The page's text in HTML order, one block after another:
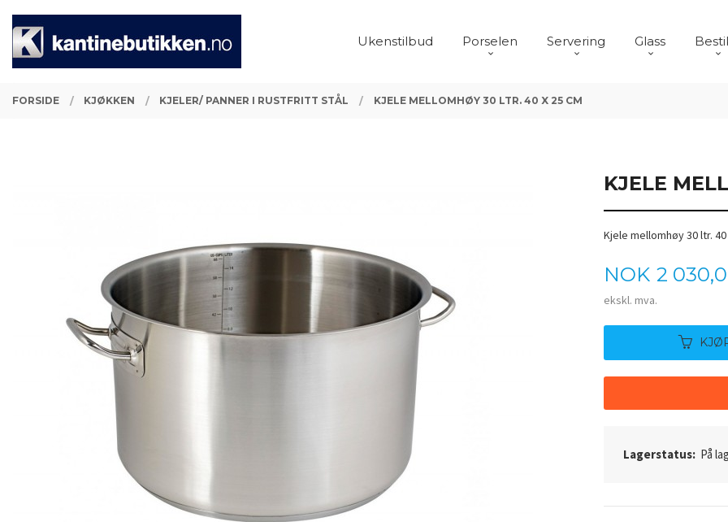
innholdet
PRODUKTER
Ukenstilbud Porselen Servering Glass
Lukk
FORSIDE KJØKKEN KJELER/ PANNER I RUSTFRITT STÅL KJELE MELLOMHØY 30 LTR. 40 X 25 CM
KJELE
Kjele mellomhøy 30 ltr. 40
Pris
NOK 2
ekskl. mva.
Lagerstatus: På